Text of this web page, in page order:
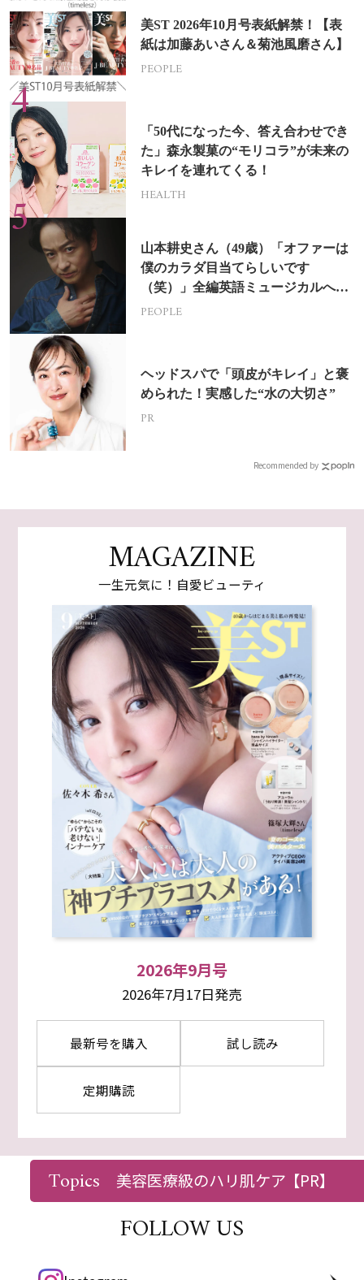
美ST 2026年10月号表紙解禁！【表
紙は加藤あいさん＆菊池風磨さん】
PEOPLE
「50代になった今、答え合わせでき
た」森永製菓の“モリコラ”が未来の
キレイを連れてくる！
HEALTH
山本耕史さん（49歳）「オファーは
僕のカラダ目当てらしいです
（笑）」全編英語ミュージカルへの
挑戦
PEOPLE
ヘッドスパで「頭皮がキレイ」と褒
められた！実感した“水の大切さ”
PR
Recommended by
MAGAZINE
一生元気に！自愛ビューティ
2026年9月号
2026年7月17日発売
最新号を購入 試し読み
定期購読
FOLLOW US
Topics 美容医療級のハリ肌ケア【PR】